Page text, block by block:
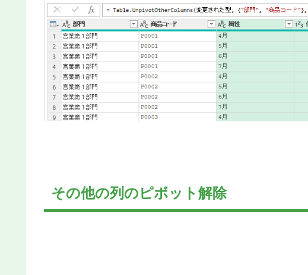
その他の列のピボット解除